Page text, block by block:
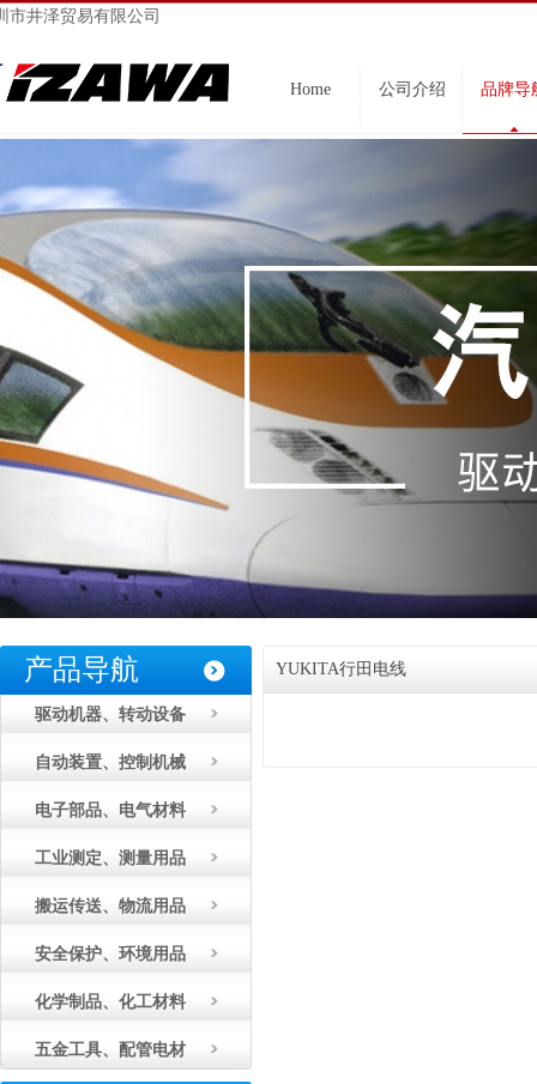
市井泽贸易有限公司
Home 公司介绍 品牌导
产品导航
驱动机器、转动设备
自动装置、控制机械
电子部品、电气材料
工业测定、测量用品
搬运传送、物流用品
安全保护、环境用品
化学制品、化工材料
五金工具、配管电材
YUKITA行田电线